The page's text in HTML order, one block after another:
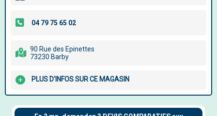
90 Rue des Epinettes
73230 Barby
PLUS D'INFOS SUR CE MAGASIN